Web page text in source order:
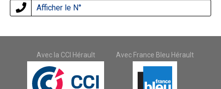
Afficher le N°
Avec la CCI Hérault Avec France Bleu Hérault